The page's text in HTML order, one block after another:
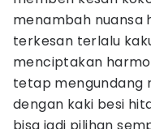
menambah nuansa
terkesan terlalu
menciptakan
tetap mengundang
dengan kaki besi